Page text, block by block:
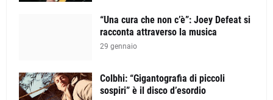
“Una cura che non c’è”: Joey Defeat si
racconta attraverso la musica
29 gennaio
Colbhi: “Gigantografia di piccoli
sospiri” è il disco d’esordio